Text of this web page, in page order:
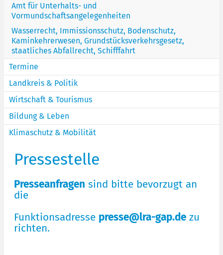
Amt für Unterhalts- und
Vormundschaftsangelegenheiten
Wasserrecht, Immissionsschutz, Bodenschutz,
Kaminkehrerwesen, Grundstücksverkehrsgesetz,
staatliches Abfallrecht, Schifffahrt
Termine
Landkreis & Politik
Wirtschaft & Tourismus
Bildung & Leben
Klimaschutz & Mobilität
Pressestelle
Presseanfragen sind bitte bevorzugt an
die
Funktionsadresse presse@lra-gap.de zu
richten.